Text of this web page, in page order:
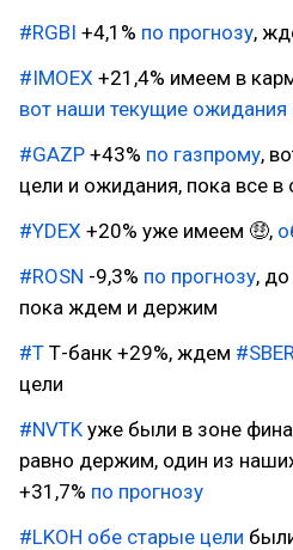
#RGBI +4,1% по прогнозу,
#IMOEX +21,4% имеем в
вот наши текущие
#GAZP +43% по газпрому,
цели и ожидания, пока все в
#YDEX +20% уже имеем 🤑,
#ROSN -9,3% по прогнозу,
пока ждем и держим
#T Т-банк +29%, ждем
цели
#NVTK уже были в зоне
равно держим, один из
+31,7% по прогнозу
#LKOH обе старые цели